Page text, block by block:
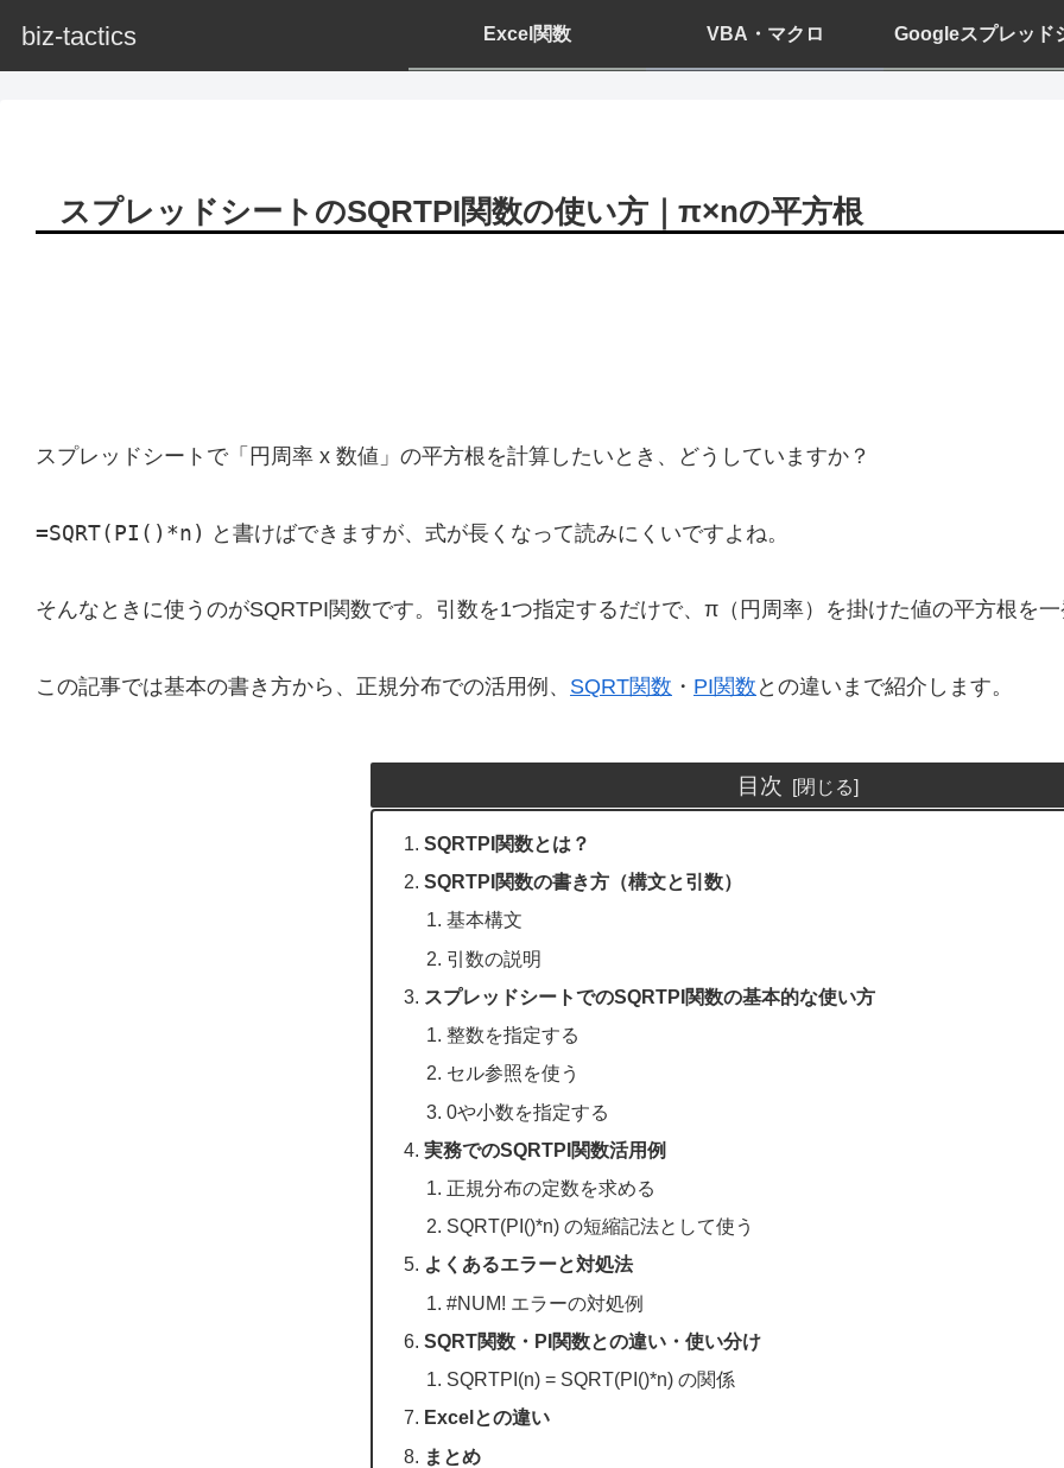
biz-tactics Excel関数 VBA・マクロ Googleスプレッド
スプレッドシートのSQRTPI関数の使い方｜π×nの平方根
スプレッドシートで「円周率 x 数値」の平方根を計算したいとき、どうしていますか？
=SQRT(PI()*n) と書けばできますが、式が長くなって読みにくいですよね。
そんなときに使うのがSQRTPI関数です。引数を1つ指定するだけで、π（円周率）を掛けた値の平方根を一
この記事では基本の書き方から、正規分布での活用例、 SQRT関数 ・ PI関数 との違いまで紹介します。
目次
SQRTPI関数とは？
SQRTPI関数の書き方（構文と引数）
基本構文
引数の説明
スプレッドシートでのSQRTPI関数の基本的な使い方
整数を指定する
セル参照を使う
0や小数を指定する
実務でのSQRTPI関数活用例
正規分布の定数を求める
SQRT(PI()*n) の短縮記法として使う
よくあるエラーと対処法
#NUM! エラーの対処例
SQRT関数・PI関数との違い・使い分け
SQRTPI(n) = SQRT(PI()*n) の関係
Excelとの違い
まとめ